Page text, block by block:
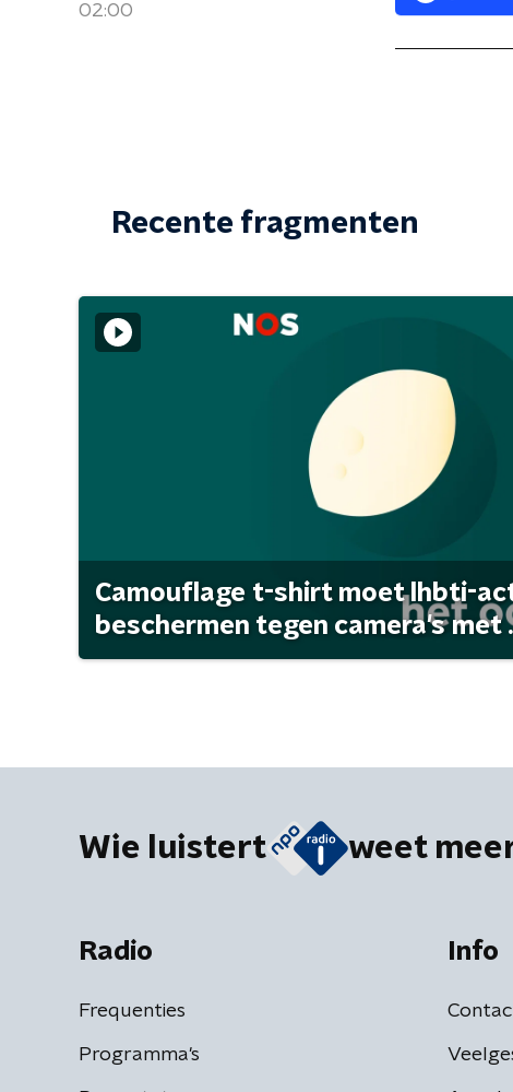
02:00
Recente fragmenten
Camouflage t-shirt moet lhbti-
beschermen tegen camera's met
Wie luistert weet
Radio
Frequenties
Programma's
Info